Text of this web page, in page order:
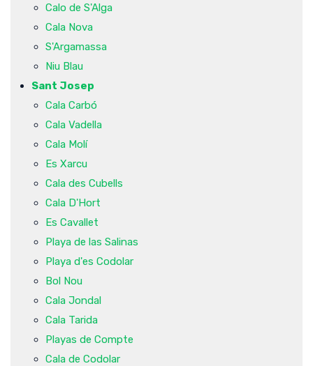
Calo de S'Alga
Cala Nova
S'Argamassa
Niu Blau
Sant Josep
Cala Carbó
Cala Vadella
Cala Molí
Es Xarcu
Cala des Cubells
Cala D'Hort
Es Cavallet
Playa de las Salinas
Playa d'es Codolar
Bol Nou
Cala Jondal
Cala Tarida
Playas de Compte
Cala de Codolar